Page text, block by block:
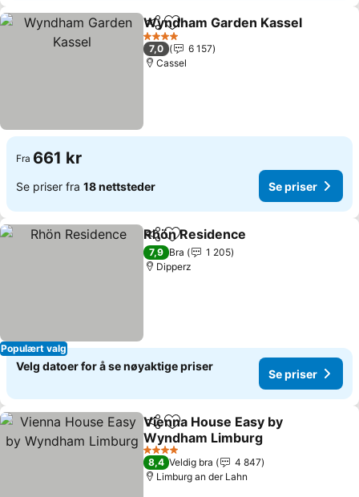
Del Legg til i favoritter
Wyndham Garden Kassel
4 Stjerner
7,0
6 157
Cassel
Fra 661 kr
Se priser fra 18 nettsteder Se priser
Populært valg
Del Legg til i favoritter
Rhön Residence
7,9 Bra
1 205
Dipperz
Velg datoer for å se nøyaktige priser
Se priser
Del Legg til i favoritter
Vienna House Easy by
Wyndham Limburg
4 Stjerner
8,4 Veldig bra
4 847
Limburg an der Lahn